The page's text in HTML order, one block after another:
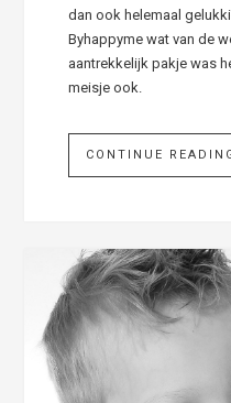
dan ook helemaal
Byhappyme wat van de
aantrekkelijk pakje was
meisje ook.
CONTINUE